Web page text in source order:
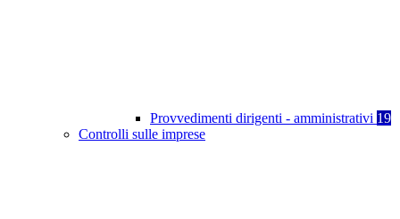
Provvedimenti dirigenti - amministrativi 19
Controlli sulle imprese